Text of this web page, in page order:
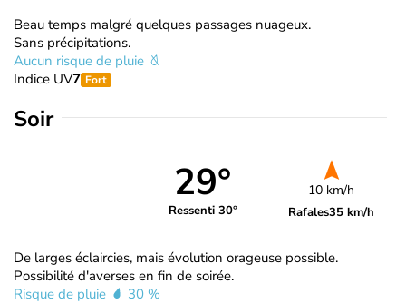
Beau temps malgré quelques passages nuageux.
Sans précipitations.
Aucun risque de pluie
Indice UV7 Fort
Soir
29°
Ressenti 30°
10 km/h
Rafales35 km/h
De larges éclaircies, mais évolution orageuse possible.
Possibilité d'averses en fin de soirée.
Risque de pluie
30 %